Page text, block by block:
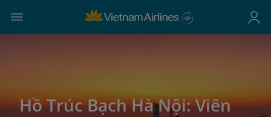
Hồ Trúc Bạch Hà Nội: Viên